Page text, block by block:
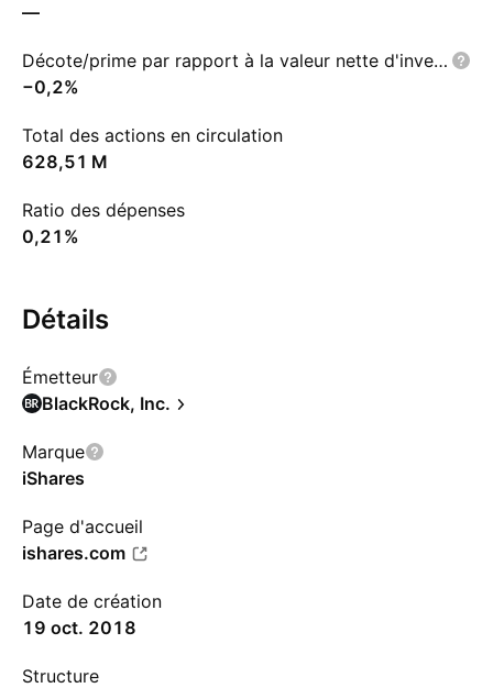
—
Décote/prime par rapport à la valeur nette d'inventaire
−0,2%
Total des actions en circulation
‪628,51 M‬
Ratio des dépenses
0,21%
Détails
Émetteur
BlackRock, Inc.
Marque
iShares
Page d'accueil
ishares.com
Date de création
19 oct. 2018
Structure